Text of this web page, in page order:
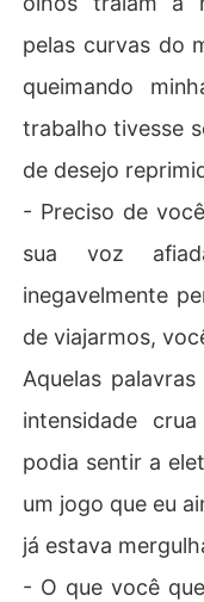
a independência,
co. Enquanto isso,
e seu controle
de que o amor
a.
Em meio a
ma tensão
cidir se vão ceder
e consumi-los. O
gora Antonella, a
Senhor Arrogante.
Poderia essa faísca
eiro? Ou estão
eus próprios
Nota da autora: Se
ca meus outros
pelas curvas do
queimando
trabalho tivesse
de desejo
- Preciso de
sua voz
inegavelmente
de viajarmos,
Aquelas
intensidade
podia sentir a
um jogo que eu
já estava
- O que você